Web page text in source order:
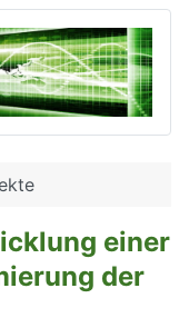
einer
der